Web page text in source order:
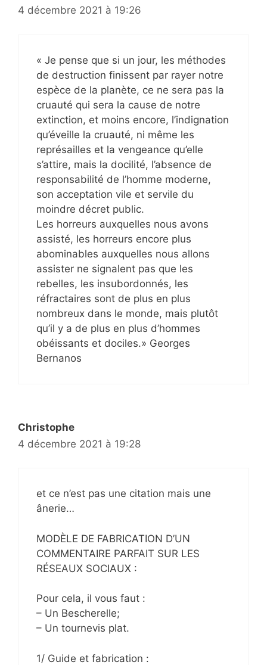
4 décembre 2021 à 19:26
« Je pense que si un jour, les méthodes
de destruction finissent par rayer notre
espèce de la planète, ce ne sera pas la
cruauté qui sera la cause de notre
extinction, et moins encore, l’indignation
qu’éveille la cruauté, ni même les
représailles et la vengeance qu’elle
s’attire, mais la docilité, l’absence de
responsabilité de l’homme moderne,
son acceptation vile et servile du
moindre décret public.
Les horreurs auxquelles nous avons
assisté, les horreurs encore plus
abominables auxquelles nous allons
assister ne signalent pas que les
rebelles, les insubordonnés, les
réfractaires sont de plus en plus
nombreux dans le monde, mais plutôt
qu’il y a de plus en plus d’hommes
obéissants et dociles.» Georges
Bernanos
Christophe
4 décembre 2021 à 19:28
et ce n’est pas une citation mais une
ânerie…
MODÈLE DE FABRICATION D’UN
COMMENTAIRE PARFAIT SUR LES
RÉSEAUX SOCIAUX :
Pour cela, il vous faut :
– Un Bescherelle;
– Un tournevis plat.
1/ Guide et fabrication :